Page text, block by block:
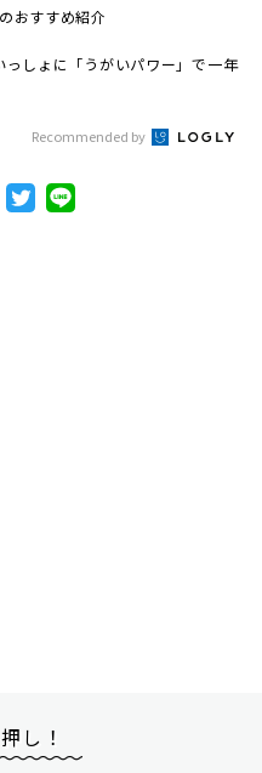
おすすめ紹介
っしょに「うがいパワー」で一年
Recommended by
し！